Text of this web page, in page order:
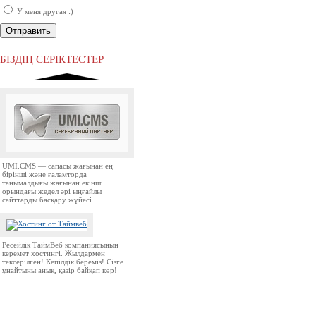
У меня другая :)
БІЗДІҢ СЕРІКТЕСТЕР
Ресей нарығында бірінші орында
UMI.CMS — сапасы жағынан ең
бірінші және ғаламторда
танымалдығы жағынан екінші
орындағы жедел әрі ыңғайлы
сайттарды басқару жүйесі
Ресейлік ТаймВеб компаниясының
керемет хостингі. Жылдармен
тексерілген! Кепілдік береміз! Сізге
ұнайтыны анық, қазір байқап көр!